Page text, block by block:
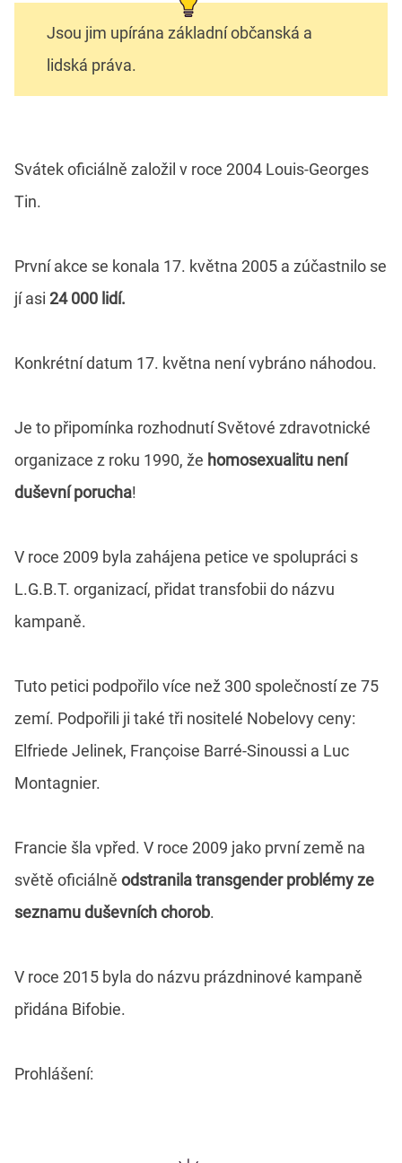
Jsou jim upírána základní občanská a
lidská práva.
Svátek oficiálně založil v roce 2004 Louis-Georges
Tin.
První akce se konala 17. května 2005 a zúčastnilo se
jí asi 24 000 lidí.
Konkrétní datum 17. května není vybráno náhodou.
Je to připomínka rozhodnutí Světové zdravotnické
organizace z roku 1990, že homosexualitu není
duševní porucha!
V roce 2009 byla zahájena petice ve spolupráci s
L.G.B.T. organizací, přidat transfobii do názvu
kampaně.
Tuto petici podpořilo více než 300 společností ze 75
zemí. Podpořili ji také tři nositelé Nobelovy ceny:
Elfriede Jelinek, Françoise Barré-Sinoussi a Luc
Montagnier.
Francie šla vpřed. V roce 2009 jako první země na
světě oficiálně odstranila transgender problémy ze
seznamu duševních chorob.
V roce 2015 byla do názvu prázdninové kampaně
přidána Bifobie.
Prohlášení: